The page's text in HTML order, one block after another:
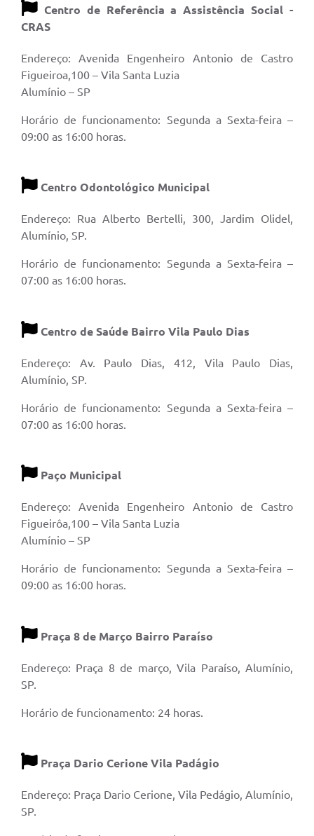
Centro de Referência a Assistência Social -
CRAS
Endereço: Avenida Engenheiro Antonio de Castro
Figueiroa,100 – Vila Santa Luzia
Alumínio – SP
Horário de funcionamento: Segunda a Sexta-feira –
09:00 as 16:00 horas.
Centro Odontológico Municipal
Endereço: Rua Alberto Bertelli, 300, Jardim Olidel,
Alumínio, SP.
Horário de funcionamento: Segunda a Sexta-feira –
07:00 as 16:00 horas.
Centro de Saúde Bairro Vila Paulo Dias
Endereço: Av. Paulo Dias, 412, Vila Paulo Dias,
Alumínio, SP.
Horário de funcionamento: Segunda a Sexta-feira –
07:00 as 16:00 horas.
Paço Municipal
Endereço: Avenida Engenheiro Antonio de Castro
Figueirôa,100 – Vila Santa Luzia
Alumínio – SP
Horário de funcionamento: Segunda a Sexta-feira –
09:00 as 16:00 horas.
Praça 8 de Março Bairro Paraíso
Endereço: Praça 8 de março, Vila Paraíso, Alumínio,
SP.
Horário de funcionamento: 24 horas.
Praça Dario Cerione Vila Padágio
Endereço: Praça Dario Cerione, Vila Pedágio, Alumínio,
SP.